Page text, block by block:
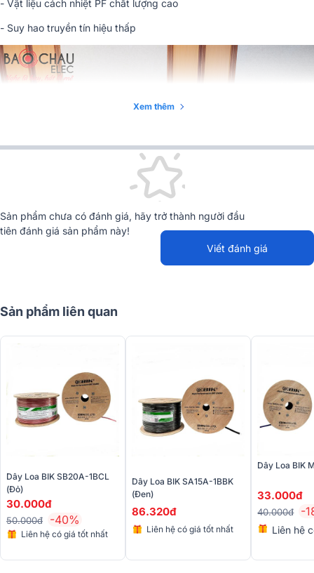
- Vật liệu cách nhiệt PF chất lượng cao
- Suy hao truyền tín hiệu thấp
Xem thêm
Sản phẩm chưa có đánh giá, hãy trở thành người đầu
tiên đánh giá sản phẩm này!
Viết đánh giá
Sản phẩm liên quan
Dây Loa BIK SB20A-1BCL
(Đỏ)
30.000đ
50.000đ -40%
Liên hệ có giá tốt nhất
Dây Loa BIK SA15A-1BBK
(Đen)
86.320đ
Liên hệ có giá tốt nhất
Dây Loa BIK
33.000đ
40.000đ -
Liên hệ